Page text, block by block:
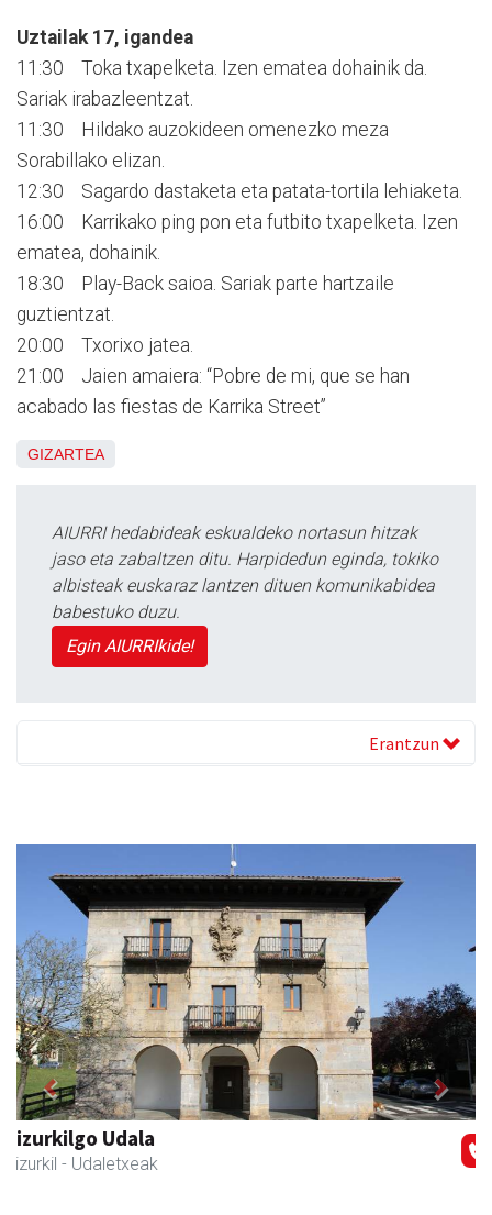
Uztailak 17, igandea
11:30 Toka txapelketa. Izen ematea dohainik da.
Sariak irabazleentzat.
11:30 Hildako auzokideen omenezko meza
Sorabillako elizan.
12:30 Sagardo dastaketa eta patata-tortila lehiaketa.
16:00 Karrikako ping pon eta futbito txapelketa. Izen
ematea, dohainik.
18:30 Play-Back saioa. Sariak parte hartzaile
guztientzat.
20:00 Txorixo jatea.
21:00 Jaien amaiera: “Pobre de mi, que se han
acabado las fiestas de Karrika Street”
GIZARTEA
AIURRI hedabideak eskualdeko nortasun hitzak
jaso eta zabaltzen ditu. Harpidedun eginda, tokiko
albisteak euskaraz lantzen dituen komunikabidea
babestuko duzu.
Egin AIURRIkide!
Erantzun
Zubimusu Ikastola
Amasa-Villabona - Hezkuntza
Previous Next